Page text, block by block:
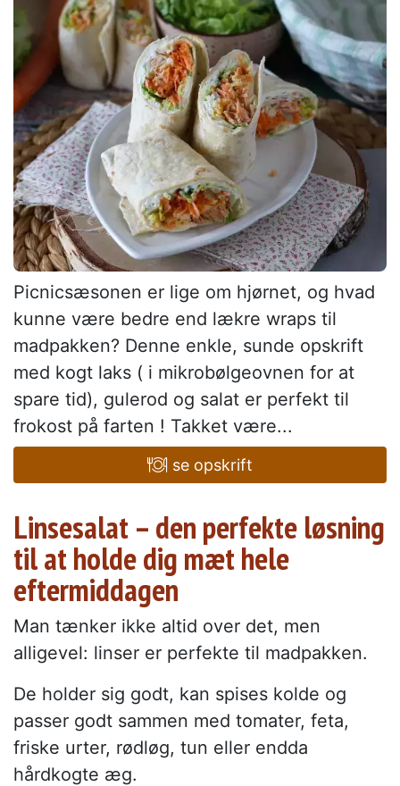
Picnicsæsonen er lige om hjørnet, og hvad
kunne være bedre end lækre wraps til
madpakken? Denne enkle, sunde opskrift
med kogt laks ( i mikrobølgeovnen for at
spare tid), gulerod og salat er perfekt til
frokost på farten ! Takket være...
se opskrift
Linsesalat – den perfekte løsning
til at holde dig mæt hele
eftermiddagen
Man tænker ikke altid over det, men
alligevel: linser er perfekte til madpakken.
De holder sig godt, kan spises kolde og
passer godt sammen med tomater, feta,
friske urter, rødløg, tun eller endda
hårdkogte æg.